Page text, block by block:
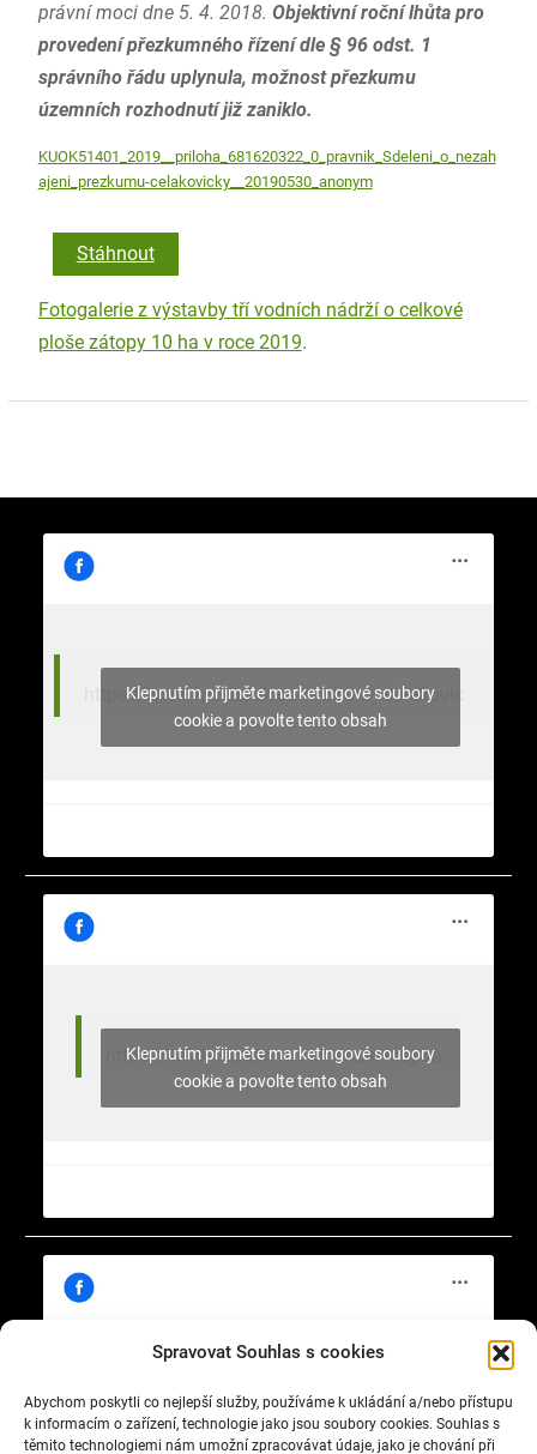
Spravovat Souhlas s cookies
Abychom poskytli co nejlepší služby, používáme k ukládání a/nebo přístupu
k informacím o zařízení, technologie jako jsou soubory cookies. Souhlas s
těmito technologiemi nám umožní zpracovávat údaje, jako je chování při
právní moci dne 5. 4. 2018. Objektivní roční lhůta pro
provedení přezkumného řízení dle § 96 odst. 1
správního řádu uplynula, možnost přezkumu
územních rozhodnutí již zaniklo.
KUOK51401_2019__priloha_681620322_0_pravnik_Sdeleni_o_nezah
ajeni_prezkumu-celakovicky__20190530_anonym
Stáhnout
Fotogalerie z výstavby tří vodních nádrží o celkové
ploše zátopy 10 ha v roce 2019.
https://www.facebook.com/stromy.celakovic
Klepnutím přijměte marketingové soubory
cookie a povolte tento obsah
https://www.facebook.com/nasekrajina
Klepnutím přijměte marketingové soubory
cookie a povolte tento obsah
https://www.facebook.com/cisty.vzduch.v.Celakovicich
Klepnutím přijměte marketingové soubory
cookie a povolte tento obsah